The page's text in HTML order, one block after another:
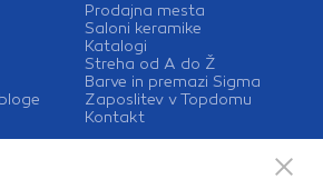
Prodajna mesta
Saloni keramike
Katalogi
Streha od A do Ž
Barve in premazi Sigma
Zaposlitev v Topdomu
Kontakt